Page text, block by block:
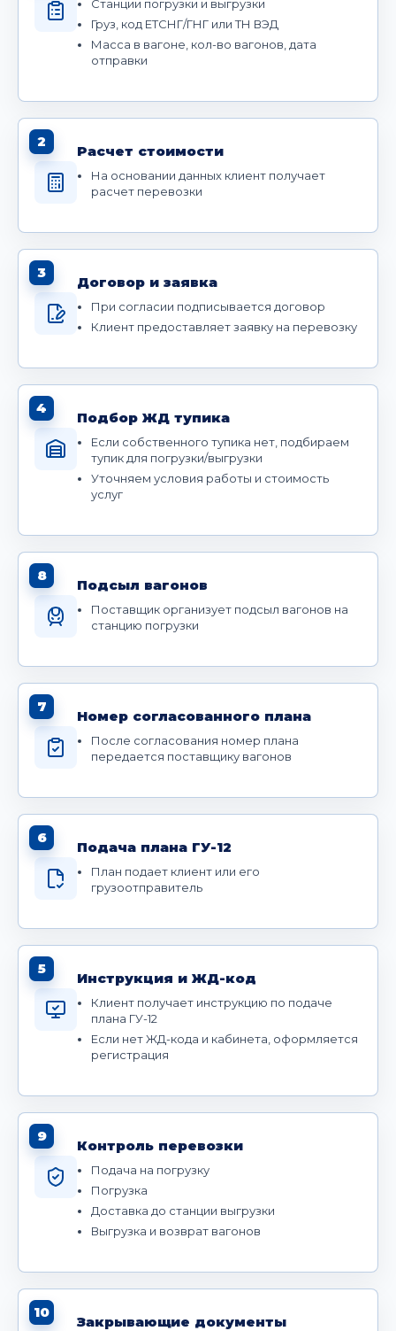
Станции погрузки и выгрузки
Груз, код ЕТСНГ/ГНГ или ТН ВЭД
Масса в вагоне, кол-во вагонов, дата
отправки
2
Расчет стоимости
На основании данных клиент получает
расчет перевозки
3
Договор и заявка
При согласии подписывается договор
Клиент предоставляет заявку на перевозку
4
Подбор ЖД тупика
Если собственного тупика нет, подбираем
тупик для погрузки/выгрузки
Уточняем условия работы и стоимость
услуг
8
Подсыл вагонов
Поставщик организует подсыл вагонов на
станцию погрузки
7
Номер согласованного плана
После согласования номер плана
передается поставщику вагонов
6
Подача плана ГУ-12
План подает клиент или его
грузоотправитель
5
Инструкция и ЖД-код
Клиент получает инструкцию по подаче
плана ГУ-12
Если нет ЖД-кода и кабинета, оформляется
регистрация
9
Контроль перевозки
Подача на погрузку
Погрузка
Доставка до станции выгрузки
Выгрузка и возврат вагонов
10
Закрывающие документы